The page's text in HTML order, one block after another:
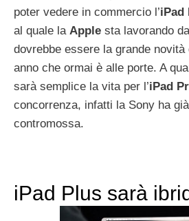
poter vedere in commercio l’iPad
al quale la Apple sta lavorando
dovrebbe essere la grande novità
anno che ormai è alle porte. A
sarà semplice la vita per l’iPad
concorrenza, infatti la Sony ha
contromossa.
iPad Plus sarà